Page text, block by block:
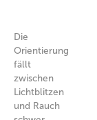
Die
Orientierung
fällt
zwischen
Lichtblitzen
und Rauch